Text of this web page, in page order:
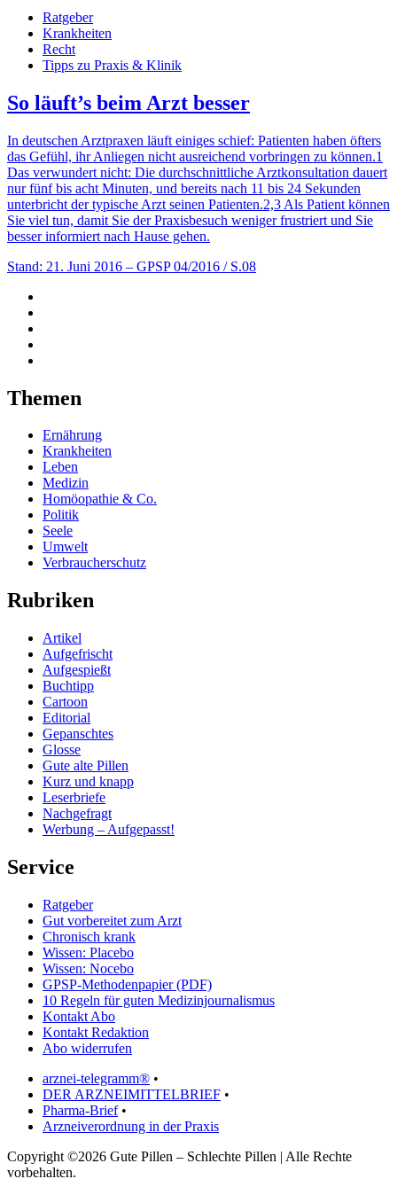
Ratgeber
Krankheiten
Recht
Tipps zu Praxis & Klinik
So läuft’s beim Arzt besser
In deutschen Arztpraxen läuft einiges schief: Patienten haben öfters
das Gefühl, ihr Anliegen nicht ausreichend vorbringen zu können.1
Das verwundert nicht: Die durchschnittliche Arztkonsultation dauert
nur fünf bis acht Minuten, und bereits nach 11 bis 24 Sekunden
unterbricht der typische Arzt seinen Patienten.2,3 Als Patient können
Sie viel tun, damit Sie der Praxisbesuch weniger frustriert und Sie
besser informiert nach Hause gehen.
Stand: 21. Juni 2016 – GPSP 04/2016 / S.08
Themen
Ernährung
Krankheiten
Leben
Medizin
Homöopathie & Co.
Politik
Seele
Umwelt
Verbraucherschutz
Rubriken
Artikel
Aufgefrischt
Aufgespießt
Buchtipp
Cartoon
Editorial
Gepanschtes
Glosse
Gute alte Pillen
Kurz und knapp
Leserbriefe
Nachgefragt
Werbung – Aufgepasst!
Service
Ratgeber
Gut vorbereitet zum Arzt
Chronisch krank
Wissen: Placebo
Wissen: Nocebo
GPSP-Methodenpapier (PDF)
10 Regeln für guten Medizinjournalismus
Kontakt Abo
Kontakt Redaktion
Abo widerrufen
arznei-telegramm® •
DER ARZNEIMITTELBRIEF •
Pharma-Brief•
Arzneiverordnung in der Praxis
Copyright ©2026 Gute Pillen – Schlechte Pillen | Alle Rechte
vorbehalten.